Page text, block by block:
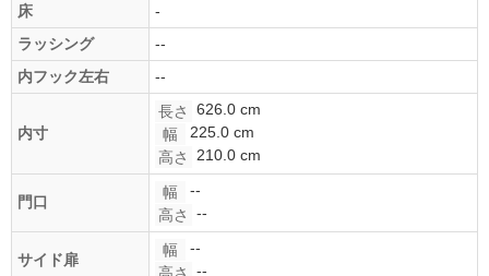
床
-
ラッシング
--
内フック左右
--
内寸
長さ
626.0 cm
幅
225.0 cm
高さ
210.0 cm
門口
幅
--
高さ
--
サイド扉
幅
--
--